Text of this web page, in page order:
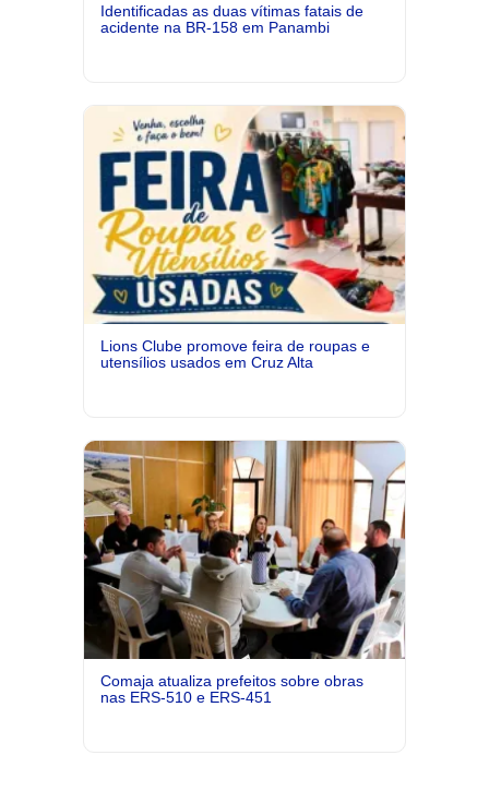
Identificadas as duas vítimas fatais de
acidente na BR-158 em Panambi
Lions Clube promove feira de roupas e
utensílios usados em Cruz Alta
Comaja atualiza prefeitos sobre obras
nas ERS-510 e ERS-451